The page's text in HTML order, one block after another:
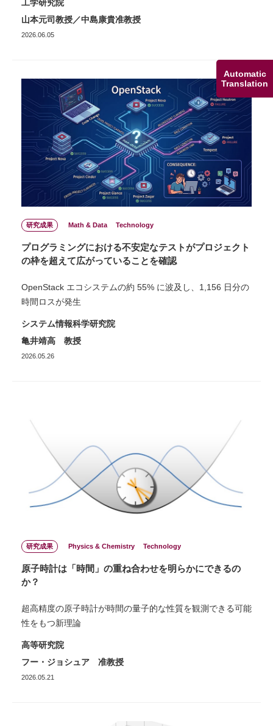
Automatic
Translation
工学研究院
山本元司教授／中島康貴准教授
2026.06.05
研究成果 Math & Data Technology
プログラミングにおける不安定なテストがプロジェクト
の枠を超えて広がっていることを確認
OpenStack エコシステムの約 55% に波及し、1,156 日分の
時間ロスが発生
システム情報科学研究院
亀井靖高 教授
2026.05.26
研究成果 Physics & Chemistry Technology
原子時計は「時間」の重ね合わせを明らかにできるの
か？
超高精度の原子時計が時間の量子的な性質を観測できる可能
性をもつ新理論
高等研究院
フー・ジョシュア 准教授
2026.05.21